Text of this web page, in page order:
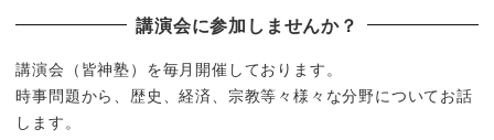
講演会に参加しませんか？
講演会（皆神塾）を毎月開催しております。
時事問題から、歴史、経済、宗教等々様々な分野についてお話
します。